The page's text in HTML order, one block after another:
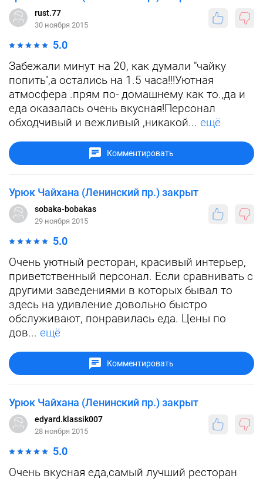
rust.77
30 ноября 2015
5.0
Забежали минут на 20, как думали "чайку
попить",а остались на 1.5 часа!!!Уютная
атмосфера .прям по- домашнему как то.,да и
еда оказалась очень вкусная!Персонал
обходчивый и вежливый ,никакой... ещё
Комментировать
Урюк Чайхана (Ленинский пр.) закрыт
sobaka-bobakas
29 ноября 2015
5.0
Очень уютный ресторан, красивый интерьер,
приветственный персонал. Если сравнивать с
другими заведениями в которых бывал то
здесь на удивление довольно быстро
обслуживают, понравилась еда. Цены по
дов... ещё
Комментировать
Урюк Чайхана (Ленинский пр.) закрыт
edyard.klassik007
28 ноября 2015
5.0
Очень вкусная еда,самый лучший ресторан